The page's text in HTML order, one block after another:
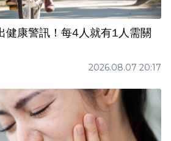
健康警訊！每4人就有1人需關
2026.08.07 20:17